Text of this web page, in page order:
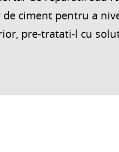
ciment pentru a
pre-tratati-l cu